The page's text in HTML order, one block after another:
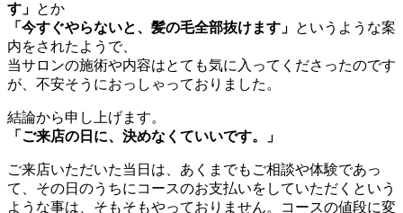
す」 とか
「今すぐやらないと、髪の毛全部抜けます」 というような案
内をされたようで、
当サロンの施術や内容はとても気に入ってくださったのです
が、不安そうにおっしゃっておりました。
結論から申し上げます。
「ご来店の日に、決めなくていいです。」
ご来店いただいた当日は、あくまでもご相談や体験であっ
て、その日のうちにコースのお支払いをしていただくという
ような事は、そもそもやっておりません。コースの値段に変